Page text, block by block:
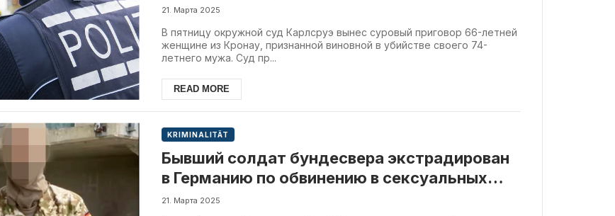
мужа молотком и кабельной стяжкой
21. Марта 2025
В пятницу окружной суд Карлсруэ вынес суровый приговор 66-летней
женщине из Кронау, признанной виновной в убийстве своего 74-
летнего мужа. Суд пр...
READ MORE
KRIMINALITÄT
Бывший солдат бундесвера экстрадирован
в Германию по обвинению в сексуальных
преступлениях
21. Марта 2025